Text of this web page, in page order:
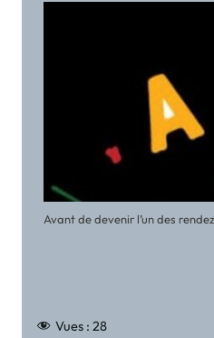
Avant de devenir l’un des
Vues : 28